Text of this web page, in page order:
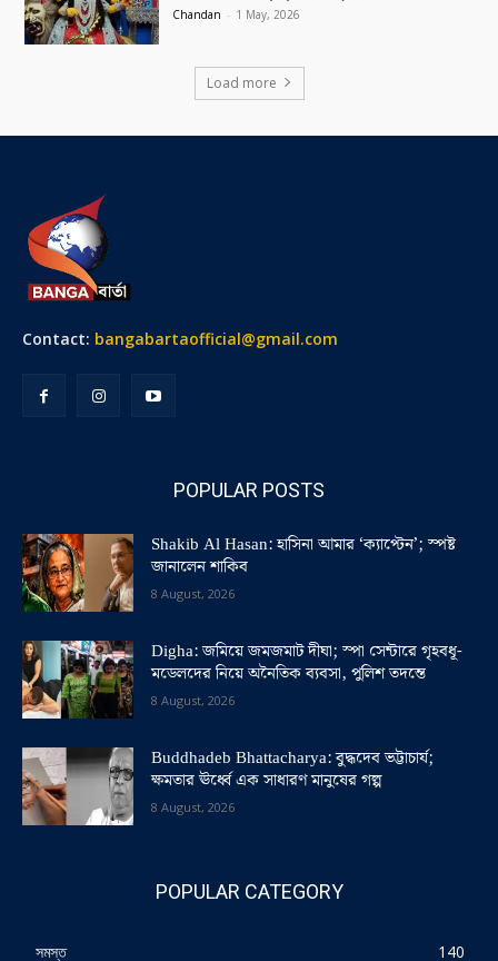
Chandan - 1 May, 2026
Load more
Contact: bangabartaofficial@gmail.com
POPULAR POSTS
Shakib Al Hasan: হাসিনা আমার ‘ক্যাপ্টেন’; স্পষ্ট
জানালেন শাকিব
8 August, 2026
Digha: জমিয়ে জমজমাট দীঘা; স্পা সেন্টারে গৃহবধূ-
মডেলদের নিয়ে অনৈতিক ব্যবসা, পুলিশ তদন্তে
8 August, 2026
Buddhadeb Bhattacharya: বুদ্ধদেব ভট্টাচার্য;
ক্ষমতার ঊর্ধ্বে এক সাধারণ মানুষের গল্প
8 August, 2026
POPULAR CATEGORY
সমস্ত 140